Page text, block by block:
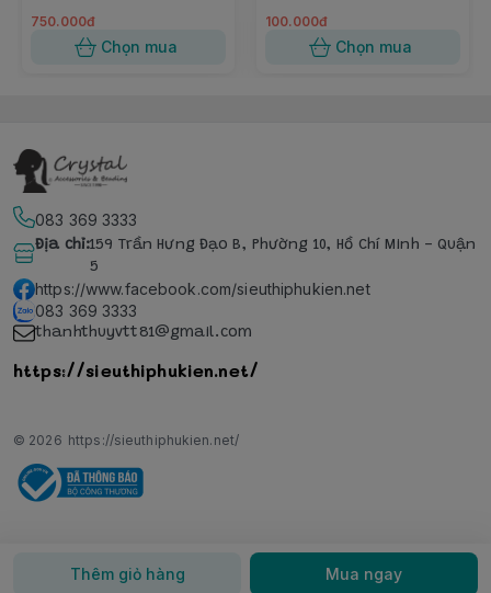
Thêm giỏ hàng Mua ngay
750.000đ
Chọn mua
100.000đ
Chọn mua
083 369 3333
Địa chỉ:159 Trần Hưng Đạo B, Phường 10, Hồ Chí Minh - Quận
5
https://www.facebook.com/sieuthiphukien.net
083 369 3333
thanhthuyvtt81@gmail.com
https://sieuthiphukien.net/
© 2026 https://sieuthiphukien.net/